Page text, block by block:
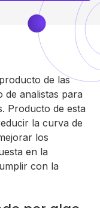
de las
de analistas para
Producto de esta
la curva de
los
en la
con la